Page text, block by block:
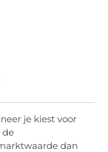
je kiest voor
de
dan